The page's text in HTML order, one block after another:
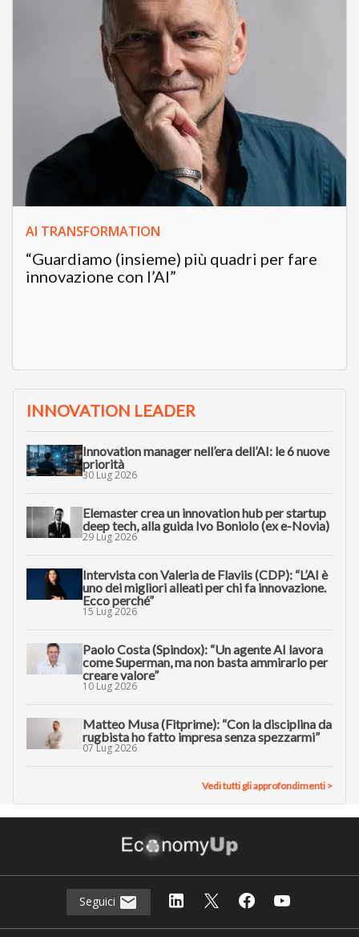
AI TRANSFORMATION
“Guardiamo (insieme) più quadri per fare
innovazione con l’AI”
INNOVATION LEADER
Innovation manager nell’era dell’AI: le 6 nuove
priorità
30 Lug 2026
Elemaster crea un innovation hub per startup
deep tech, alla guida Ivo Boniolo (ex e-Novia)
29 Lug 2026
Intervista con Valeria de Flaviis (CDP): “L’AI è
uno dei migliori alleati per chi fa innovazione.
Ecco perché”
15 Lug 2026
Paolo Costa (Spindox): “Un agente AI lavora
come Superman, ma non basta ammirarlo per
creare valore”
10 Lug 2026
Matteo Musa (Fitprime): “Con la disciplina da
rugbista ho fatto impresa senza spezzarmi”
07 Lug 2026
Vedi tutti gli approfondimenti >
Seguici